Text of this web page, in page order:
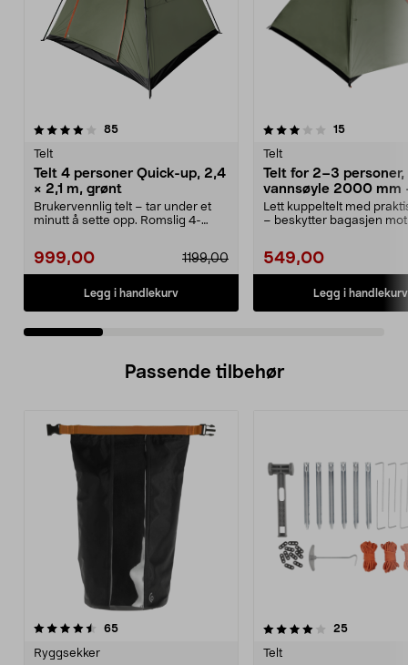
85anmeldelser
Telt
Telt 4 personer Quick-up, 2,4
× 2,1 m, grønt
Brukervennlig telt – tar under et
minutt å sette opp. Romslig 4-
999,00 1199,00
Legg i handlekurv
3.0 av 5 stjerner 15anmeldelser
Telt
Telt for 2–3 personer,
vannsøyle 2000 mm
camping, fottur
Lett kuppeltelt med
– beskytter bagasjen
549,00
Legg i handlekurv
4.0 av 5 stjerner
Passende tilbehør
65anmeldelser
Ryggsekker
4.0av 5 stjerner 25
Telt
4.5av 5 stjerner